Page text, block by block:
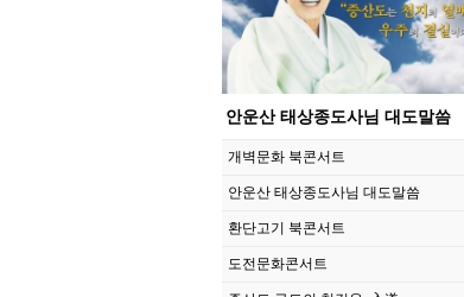
안운산 태상종도사님 대도말씀
개벽문화 북콘서트
안운산 태상종도사님 대도말씀
환단고기 북콘서트
도전문화콘서트